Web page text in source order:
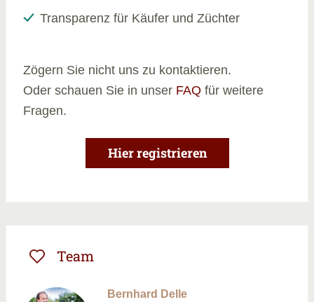
Transparenz für Käufer und Züchter
Zögern Sie nicht uns zu kontaktieren.
Oder schauen Sie in unser FAQ für weitere
Fragen.
Hier registrieren
Team
Bernhard Delle